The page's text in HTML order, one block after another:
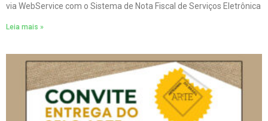
via WebService com o Sistema de Nota Fiscal de Serviços Eletrônica
Leia mais »